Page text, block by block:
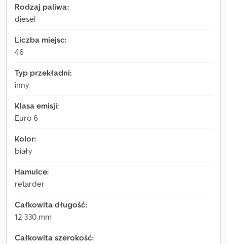
Rodzaj paliwa:
diesel
Liczba miejsc:
46
Typ przekładni:
inny
Klasa emisji:
Euro 6
Kolor:
biały
Hamulce:
retarder
Całkowita długość:
12 330 mm
Całkowita szerokość: